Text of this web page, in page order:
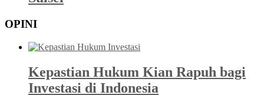
OPINI
Kepastian Hukum Kian Rapuh bagi
Investasi di Indonesia